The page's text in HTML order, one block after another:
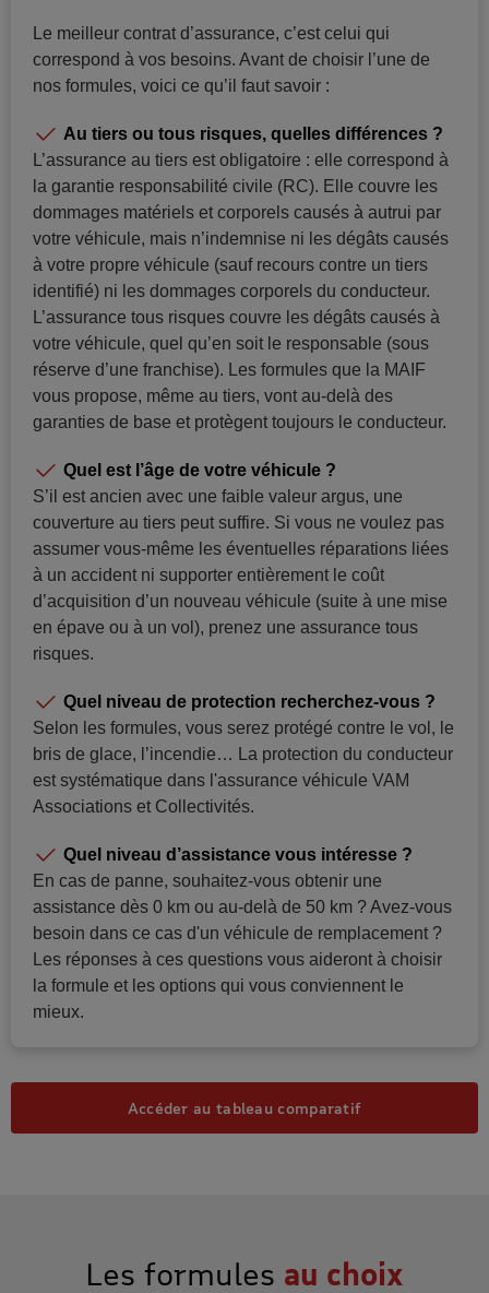
Le meilleur contrat d’assurance, c’est celui qui
correspond à vos besoins. Avant de choisir l’une de
nos formules, voici ce qu’il faut savoir :
Au tiers ou tous risques, quelles différences ?
L’assurance au tiers est obligatoire : elle correspond à
la garantie responsabilité civile (RC). Elle couvre les
dommages matériels et corporels causés à autrui par
votre véhicule, mais n’indemnise ni les dégâts causés
à votre propre véhicule (sauf recours contre un tiers
identifié) ni les dommages corporels du conducteur.
L’assurance tous risques couvre les dégâts causés à
votre véhicule, quel qu’en soit le responsable (sous
réserve d’une franchise). Les formules que la MAIF
vous propose, même au tiers, vont au-delà des
garanties de base et protègent toujours le conducteur.
Quel est l’âge de votre véhicule ?
S’il est ancien avec une faible valeur argus, une
couverture au tiers peut suffire. Si vous ne voulez pas
assumer vous-même les éventuelles réparations liées
à un accident ni supporter entièrement le coût
d’acquisition d’un nouveau véhicule (suite à une mise
en épave ou à un vol), prenez une assurance tous
risques.
Quel niveau de protection recherchez-vous ?
Selon les formules, vous serez protégé contre le vol, le
bris de glace, l’incendie… La protection du conducteur
est systématique dans l'assurance véhicule VAM
Associations et Collectivités.
Quel niveau d’assistance vous intéresse ?
En cas de panne, souhaitez-vous obtenir une
assistance dès 0 km ou au-delà de 50 km ? Avez-vous
besoin dans ce cas d'un véhicule de remplacement ?
Les réponses à ces questions vous aideront à choisir
la formule et les options qui vous conviennent le
mieux.
Accéder au tableau comparatif
Les formules au choix